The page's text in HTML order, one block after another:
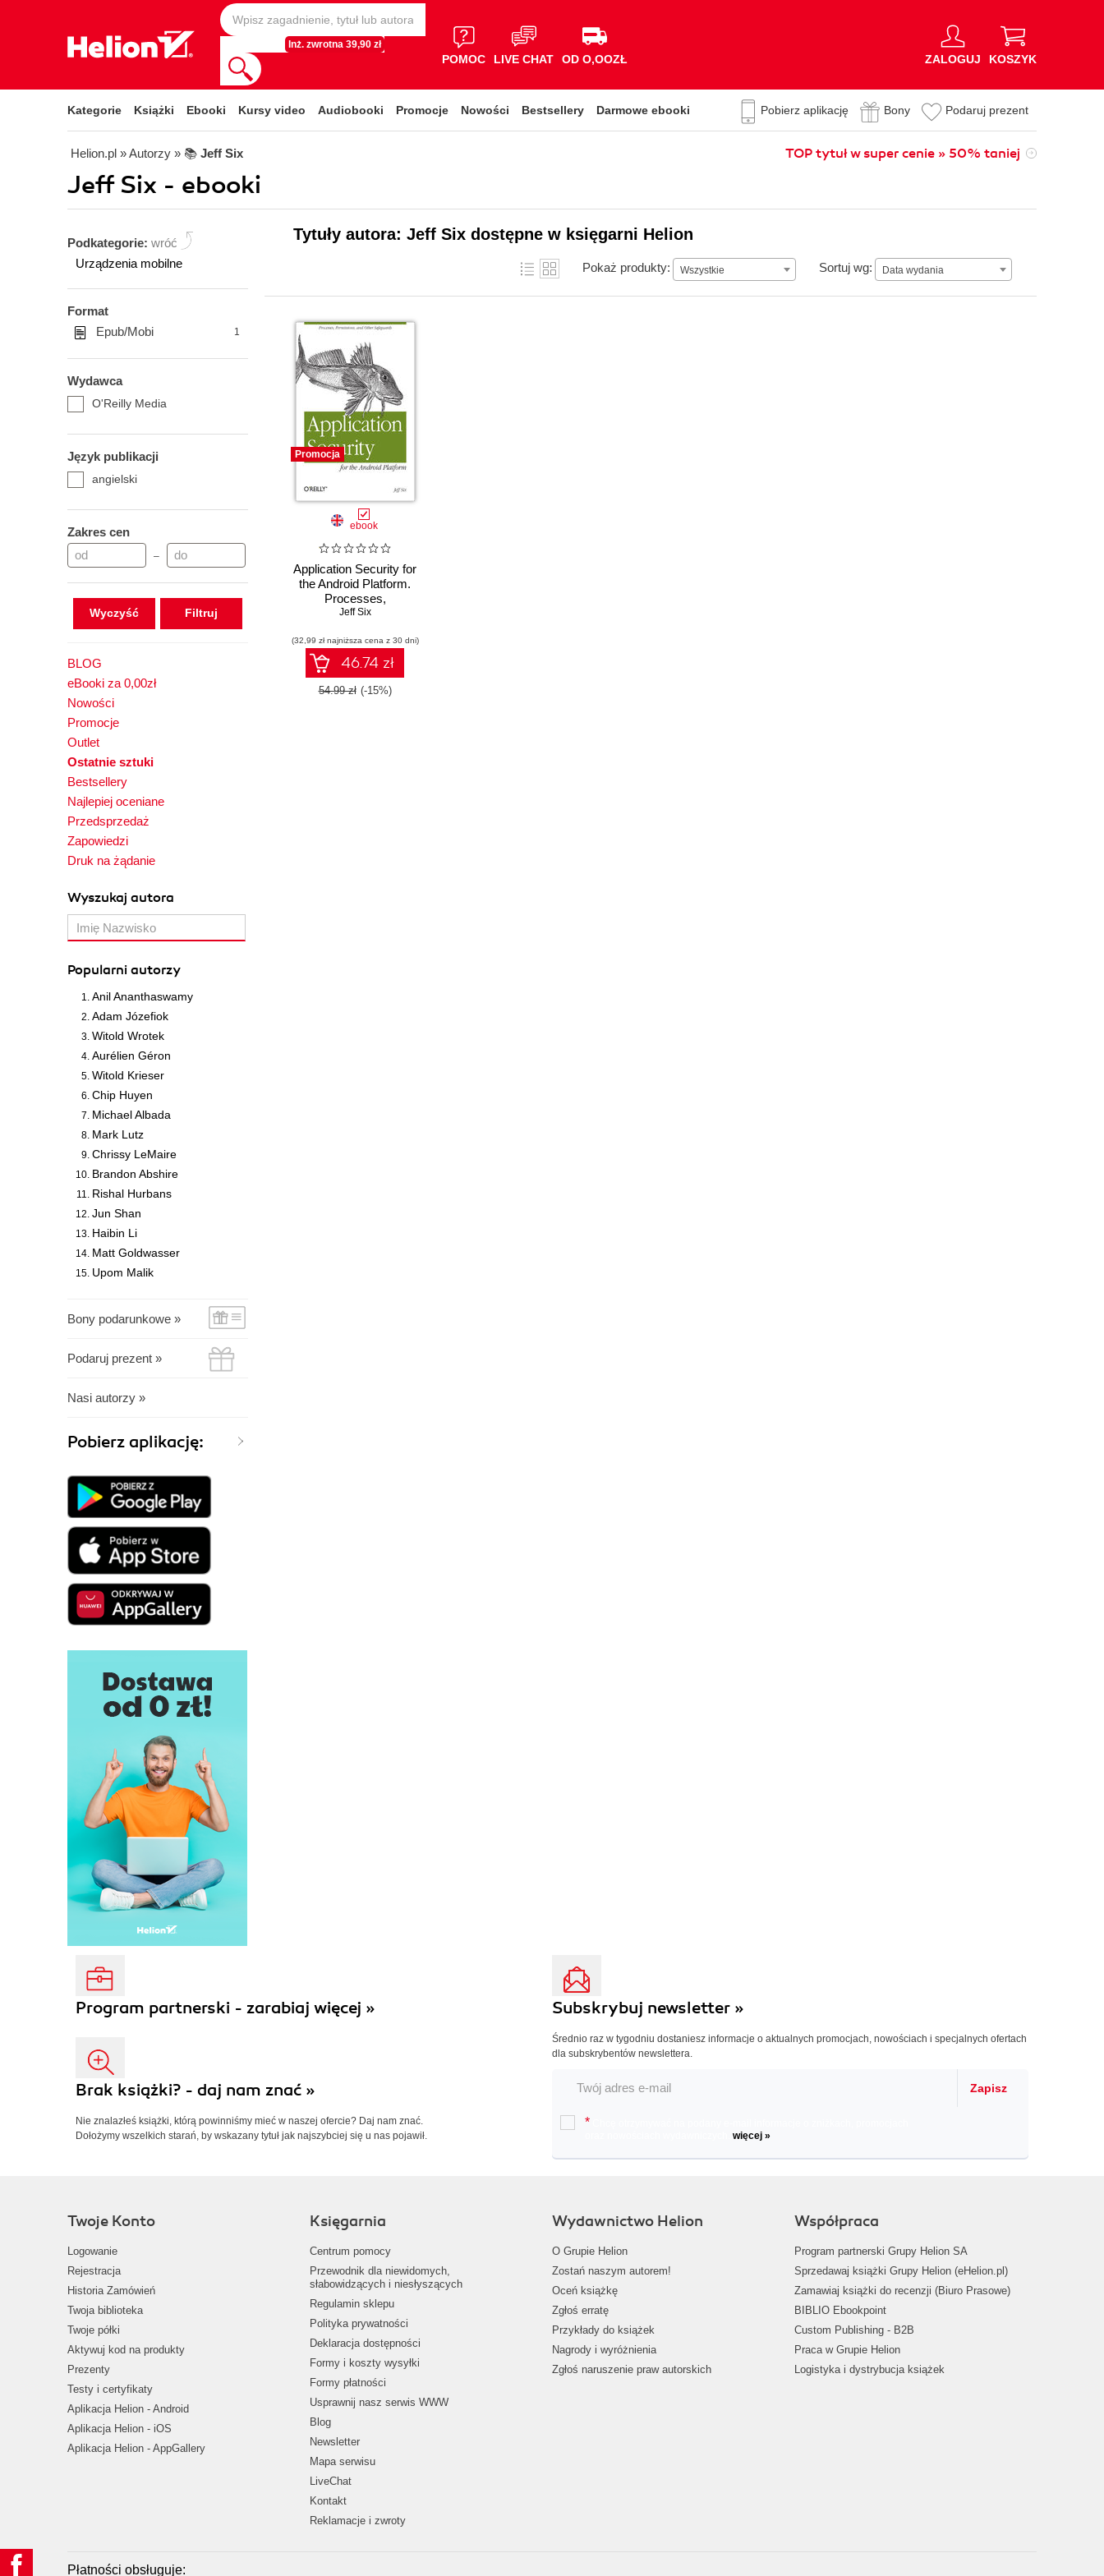
Inż. zwrotna 39,90 zł
POMOC LIVE CHAT OD O,OOZŁ ZALOGUJ KOSZYK
Kategorie Książki Ebooki Kursy video Audiobooki Promocje Nowości Bestsellery Darmowe ebooki Pobierz aplikację Bony Podaruj prezent
Helion.pl » Autorzy » 📚 Jeff Six TOP tytuł w super cenie » 50% taniej
Jeff Six - ebooki
Podkategorie: wróć
Urządzenia mobilne
Format
Epub/Mobi
1
Wydawca
O'Reilly Media
Język publikacji
angielski
Zakres cen
–
Wyczyść
BLOG
eBooki za 0,00zł
Nowości
Promocje
Outlet
Ostatnie sztuki
Bestsellery
Najlepiej oceniane
Przedsprzedaż
Zapowiedzi
Druk na żądanie
Wyszukaj autora
Popularni autorzy
Anil Ananthaswamy
Adam Józefiok
Witold Wrotek
Aurélien Géron
Witold Krieser
Chip Huyen
Michael Albada
Mark Lutz
Chrissy LeMaire
Brandon Abshire
Rishal Hurbans
Jun Shan
Haibin Li
Matt Goldwasser
Upom Malik
Bony podarunkowe »
Podaruj prezent »
Nasi autorzy »
Pobierz aplikację:
Tytuły autora: Jeff Six dostępne w księgarni Helion
Pokaż produkty: Wszystkie Sortuj wg: Data wydania
Data wydania
Promocja
ebook
Application Security for
the Android Platform.
Processes,
Permissions, and Other
Jeff Six
(32,99 zł najniższa cena z 30 dni)
46.74 zł
54.99 zł (-15%)
Program partnerski - zarabiaj więcej »
Brak książki? - daj nam znać »
Nie znalazłeś książki, którą powinniśmy mieć w naszej ofercie? Daj nam znać.
Dołożymy wszelkich starań, by wskazany tytuł jak najszybciej się u nas pojawił.
Subskrybuj newsletter »
Średnio raz w tygodniu dostaniesz informacje o aktualnych promocjach, nowościach i specjalnych ofertach
dla subskrybentów newslettera.
Zapisz
*
więcej »
Twoje Konto
Logowanie
Rejestracja
Historia Zamówień
Twoja biblioteka
Twoje półki
Aktywuj kod na produkty
Prezenty
Testy i certyfikaty
Aplikacja Helion - Android
Aplikacja Helion - iOS
Aplikacja Helion - AppGallery
Księgarnia
Centrum pomocy
Przewodnik dla niewidomych,
słabowidzących i niesłyszących
Regulamin sklepu
Polityka prywatności
Deklaracja dostępności
Formy i koszty wysyłki
Formy płatności
Usprawnij nasz serwis WWW
Blog
Newsletter
Mapa serwisu
LiveChat
Kontakt
Reklamacje i zwroty
Wydawnictwo Helion
O Grupie Helion
Zostań naszym autorem!
Oceń książkę
Zgłoś erratę
Przykłady do książek
Nagrody i wyróżnienia
Zgłoś naruszenie praw autorskich
Współpraca
Program partnerski Grupy Helion SA
Sprzedawaj książki Grupy Helion (eHelion.pl)
Zamawiaj książki do recenzji (Biuro Prasowe)
BIBLIO Ebookpoint
Custom Publishing - B2B
Praca w Grupie Helion
Logistyka i dystrybucja książek
Płatności obsługuje: